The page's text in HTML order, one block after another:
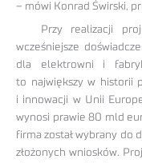
– mówi Konrad Świrski,
Przy realizacji
wcześniejsze
dla elektrowni i
to największy w historii
i innowacji w Unii
wynosi prawie 80 mld
firma został wybrany do
złożonych wniosków.